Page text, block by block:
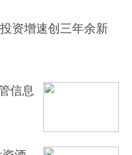
资增速创三年余新
信息